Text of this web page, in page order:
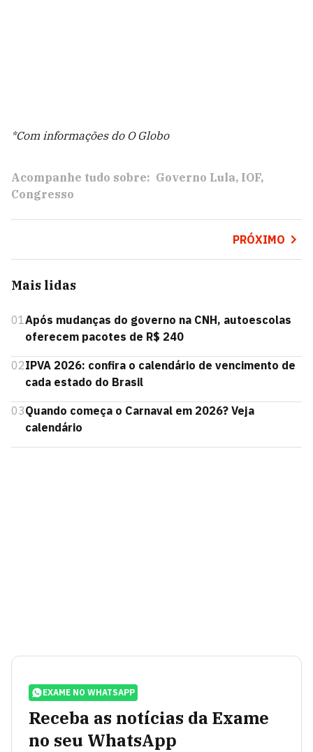
*Com informações do O Globo
Acompanhe tudo sobre: Governo Lula IOF
Congresso
PRÓXIMO
Mais lidas
01Após mudanças do governo na CNH, autoescolas
oferecem pacotes de R$ 240
02IPVA 2026: confira o calendário de vencimento de
cada estado do Brasil
03Quando começa o Carnaval em 2026? Veja
calendário
EXAME NO WHATSAPP
Receba as notícias da Exame
no seu WhatsApp